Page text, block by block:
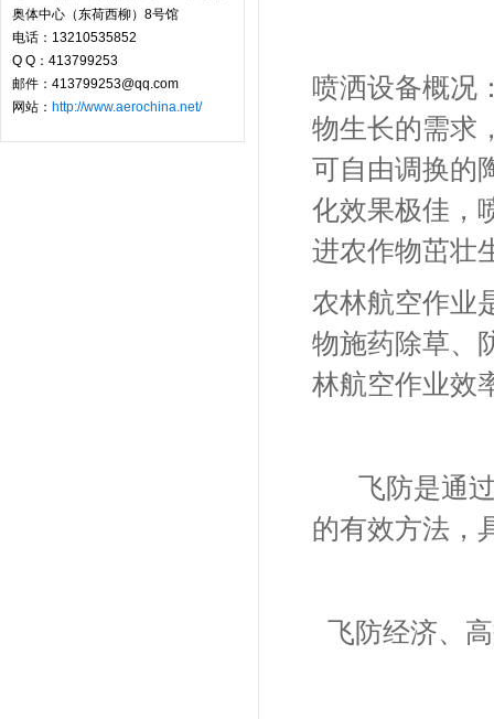
奥体中心（东荷西柳）8号馆
电话：13210535852
Q Q：413799253
邮件：413799253@qq.com
网站： http://www.aerochina.net/
喷洒设备概况
物生长的需求
可自由调换的
化效果极佳，
进农作物茁壮
农林航空作业
物施药除草、
林航空作业效
飞防是通
的有效方法，
飞防经济、